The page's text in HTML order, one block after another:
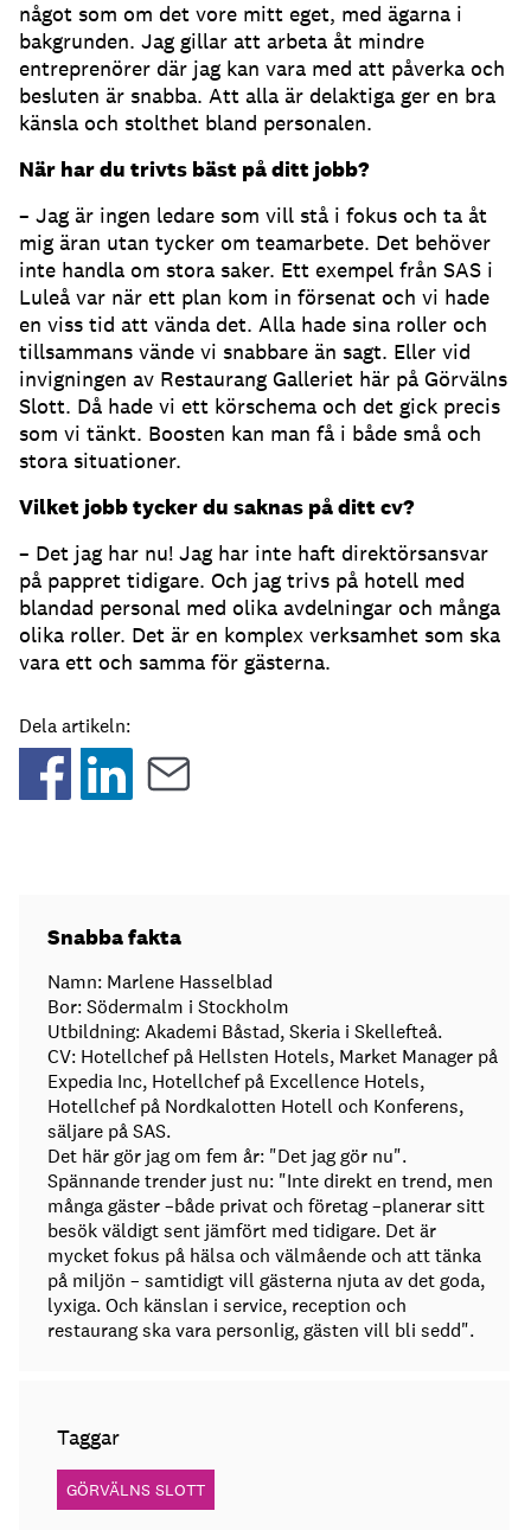
något som om det vore mitt eget, med ägarna i
bakgrunden. Jag gillar att arbeta åt mindre
entreprenörer där jag kan vara med att påverka och
besluten är snabba. Att alla är delaktiga ger en bra
känsla och stolthet bland personalen.
När har du trivts bäst på ditt jobb?
– Jag är ingen ledare som vill stå i fokus och ta åt
mig äran utan tycker om teamarbete. Det behöver
inte handla om stora saker. Ett exempel från SAS i
Luleå var när ett plan kom in försenat och vi hade
en viss tid att vända det. Alla hade sina roller och
tillsammans vände vi snabbare än sagt. Eller vid
invigningen av Restaurang Galleriet här på Görvälns
Slott. Då hade vi ett körschema och det gick precis
som vi tänkt. Boosten kan man få i både små och
stora situationer.
Vilket jobb tycker du saknas på ditt cv?
– Det jag har nu! Jag har inte haft direktörsansvar
på pappret tidigare. Och jag trivs på hotell med
blandad personal med olika avdelningar och många
olika roller. Det är en komplex verksamhet som ska
vara ett och samma för gästerna.
Dela artikeln:
Snabba fakta
Namn: Marlene Hasselblad
Bor: Södermalm i Stockholm
Utbildning: Akademi Båstad, Skeria i Skellefteå.
CV: Hotellchef på Hellsten Hotels, Market Manager på
Expedia Inc, Hotellchef på Excellence Hotels,
Hotellchef på Nordkalotten Hotell och Konferens,
säljare på SAS.
Det här gör jag om fem år: "Det jag gör nu".
Spännande trender just nu: "Inte direkt en trend, men
många gäster –både privat och företag –planerar sitt
besök väldigt sent jämfört med tidigare. Det är
mycket fokus på hälsa och välmående och att tänka
på miljön – samtidigt vill gästerna njuta av det goda,
lyxiga. Och känslan i service, reception och
restaurang ska vara personlig, gästen vill bli sedd".
Taggar
GÖRVÄLNS SLOTT